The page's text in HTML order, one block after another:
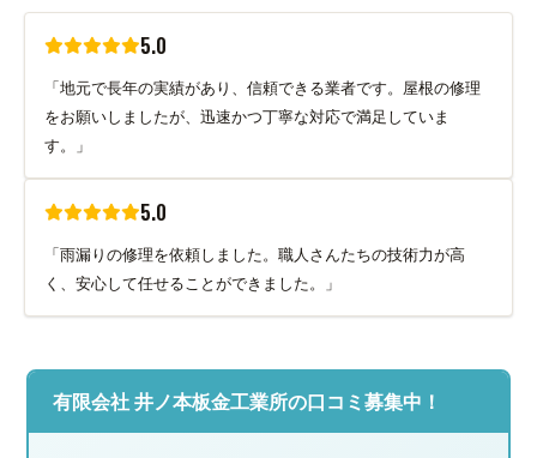
5.0
「地元で長年の実績があり、信頼できる業者です。屋根の修理
をお願いしましたが、迅速かつ丁寧な対応で満足していま
す。」
5.0
「雨漏りの修理を依頼しました。職人さんたちの技術力が高
く、安心して任せることができました。」
有限会社 井ノ本板金工業所の口コミ募集中！